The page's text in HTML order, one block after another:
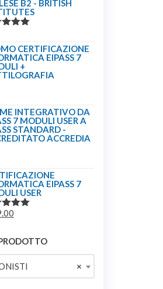
B2 - BRITISH
CERTIFICAZIONE
EIPASS 7
+
INTEGRATIVO DA
7 MODULI USER A
STANDARD -
ACCREDIA
EIPASS 7
USER
ATTUALE
È:
€139.00.
×